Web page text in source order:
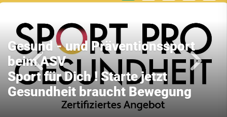
Gesund - und Präventionssport
beim ASV
Sport für Dich ! Starte jetzt
Gesundheit braucht Bewegung